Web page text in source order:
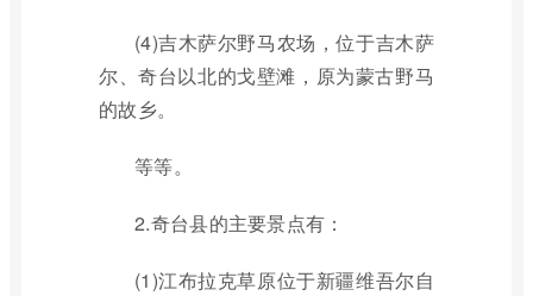
(4)吉木萨尔野马农场，位于吉木萨
尔、奇台以北的戈壁滩，原为蒙古野马
的故乡。
等等。
2.奇台县的主要景点有：
(1)江布拉克草原位于新疆维吾尔自